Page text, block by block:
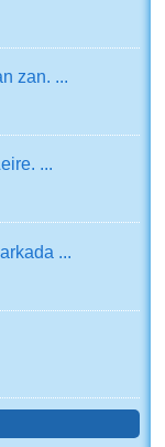
zan. ...
...
...